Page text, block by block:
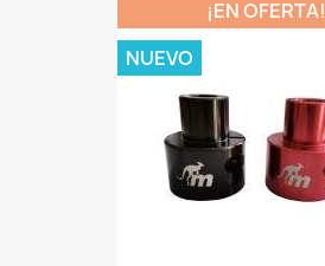
¡EN OFERTA!
NUEVO